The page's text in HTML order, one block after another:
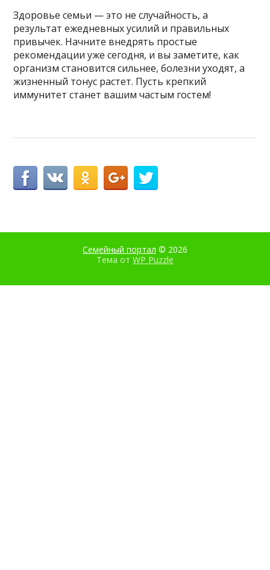
Здоровье семьи — это не случайность, а
результат ежедневных усилий и правильных
привычек. Начните внедрять простые
рекомендации уже сегодня, и вы заметите, как
организм становится сильнее, болезни уходят, а
жизненный тонус растет. Пусть крепкий
иммунитет станет вашим частым гостем!
Семейный портал © 2026
Тема от WP Puzzle